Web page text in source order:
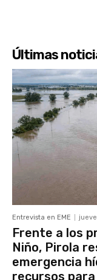
Últimas
Entrevista en EME
Frente a los
Niño, Pirola
emergencia
recursos